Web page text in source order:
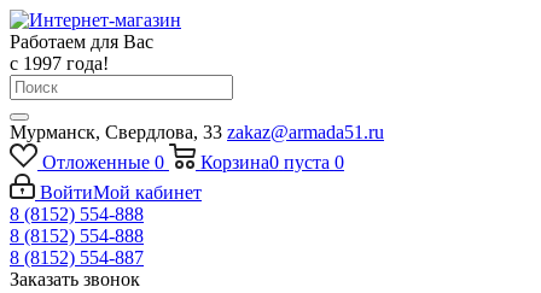
Работаем для Вас
с 1997 года!
Мурманск, Свердлова, 33 zakaz@armada51.ru
Отложенные 0 Корзина0 пуста 0
ВойтиМой кабинет
8 (8152) 554-888
8 (8152) 554-888
8 (8152) 554-887
Заказать звонок